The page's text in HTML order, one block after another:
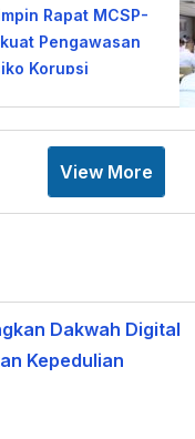
Rapat MCSP-
Pengawasan
Korupsi
View More
Dakwah Digital
Kepedulian